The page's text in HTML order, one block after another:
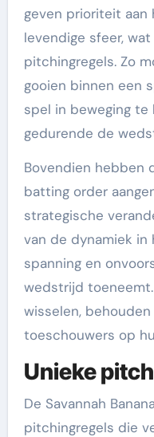
geven prioriteit aan
levendige sfeer,
pitchingregels. Zo
gooien binnen een
spel in beweging te
gedurende de
Bovendien hebben
batting order
strategische
van de dynamiek in
spanning en
wedstrijd
wisselen,
toeschouwers op
Unieke
De Savannah
pitchingregels die